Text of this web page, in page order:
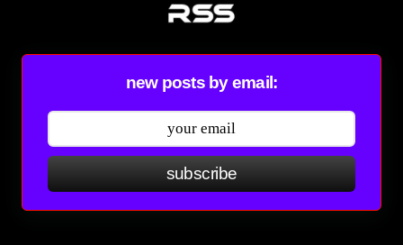
new posts by email:
subscribe